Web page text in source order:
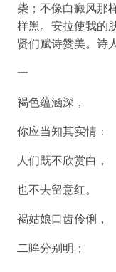
柴；不像白癜风那
样黑。安拉使我的
贤们赋诗赞美。诗
一
褐色蕴涵深，
你应当知其实情：
人们既不欣赏白，
也不去留意红。
褐姑娘口齿伶俐，
二眸分别明；